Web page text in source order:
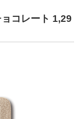
コレート 1,29